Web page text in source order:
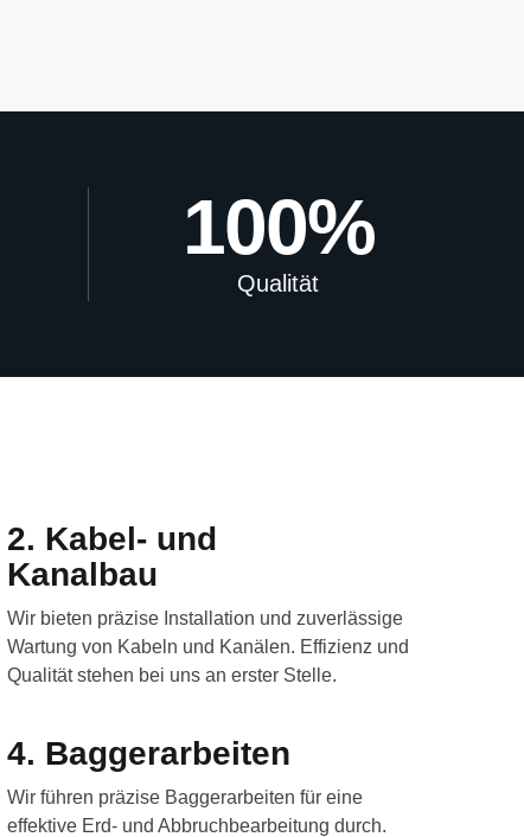
Qualität
100%
2. Kabel- und
Kanalbau
Wir bieten präzise Installation und zuverlässige
Wartung von Kabeln und Kanälen. Effizienz und
Qualität stehen bei uns an erster Stelle.
4. Baggerarbeiten
Wir führen präzise Baggerarbeiten für eine
effektive Erd- und Abbruchbearbeitung durch.